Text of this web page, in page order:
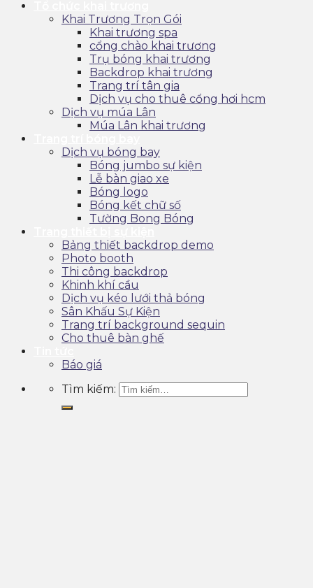
Khai Trương Trọn Gói
Khai trương spa
cổng chào khai trương
Trụ bóng khai trương
Backdrop khai trương
Trang trí tân gia
Dịch vụ cho thuê cổng hơi hcm
Dịch vụ múa Lân
Múa Lân khai trương
Dịch vụ bóng bay
Bóng jumbo sự kiện
Lễ bàn giao xe
Bóng logo
Bóng kết chữ số
Tường Bong Bóng
Bảng thiết backdrop demo
Photo booth
Thi công backdrop
Khinh khí cầu
Dịch vụ kéo lưới thả bóng
Sân Khấu Sự Kiện
Trang trí background sequin
Cho thuê bàn ghế
Báo giá
Tìm kiếm: